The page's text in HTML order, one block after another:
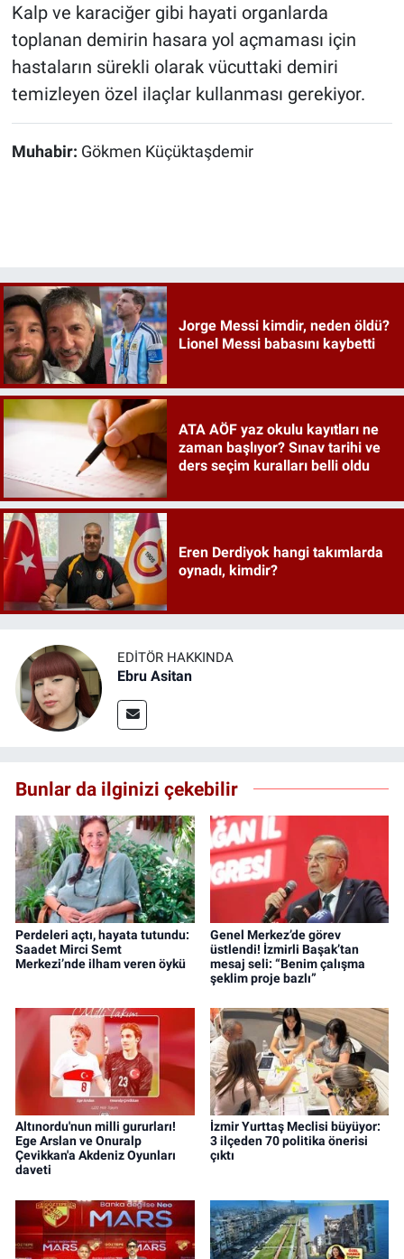
Kalp ve karaciğer gibi hayati organlarda
toplanan demirin hasara yol açmaması için
hastaların sürekli olarak vücuttaki demiri
temizleyen özel ilaçlar kullanması gerekiyor.
Muhabir: Gökmen Küçüktaşdemir
Jorge Messi kimdir, neden öldü?
Lionel Messi babasını kaybetti
ATA AÖF yaz okulu kayıtları ne
zaman başlıyor? Sınav tarihi ve
ders seçim kuralları belli oldu
Eren Derdiyok hangi takımlarda
oynadı, kimdir?
EDITÖR HAKKINDA
Ebru Asitan
Bunlar da ilginizi çekebilir
Perdeleri açtı, hayata tutundu:
Saadet Mirci Semt
Merkezi’nde ilham veren öykü
Genel Merkez’de görev
üstlendi! İzmirli Başak’tan
mesaj seli: “Benim çalışma
şeklim proje bazlı”
Altınordu'nun milli gururları!
Ege Arslan ve Onuralp
Çevikkan'a Akdeniz Oyunları
daveti
İzmir Yurttaş Meclisi büyüyor:
3 ilçeden 70 politika önerisi
çıktı